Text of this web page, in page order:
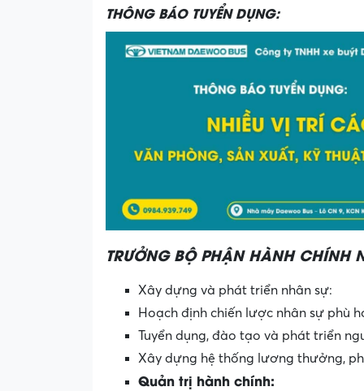
THÔNG BÁO TUYỂN DỤNG:
TRƯỞNG BỘ PHẬN HÀNH CHÍNH
Xây dựng và phát triển nhân sự:
Hoạch định chiến lược nhân sự phù
Tuyển dụng, đào tạo và phát triển
Xây dựng hệ thống lương thưởng,
Quản trị hành chính: